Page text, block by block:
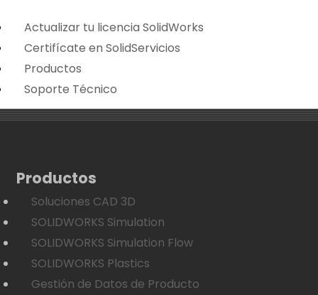
Actualizar tu licencia SolidWorks
Certifícate en SolidServicios
Productos
Soporte Técnico
Productos
Soluciones CAD 3D
SOLIDWORKS Simulation
SOLIDWORKS Simulation Flow
SOLIDWORKS Plastics
Gestión de Datos de Producto